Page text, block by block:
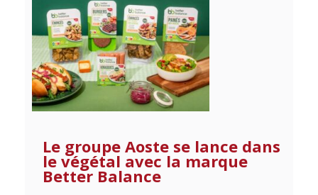
Le groupe Aoste se lance dans
le végétal avec la marque
Better Balance